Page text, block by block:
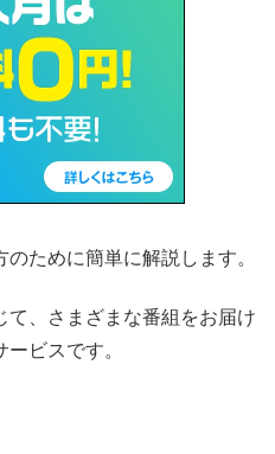
ために簡単に解説します。
て、さまざまな番組をお届け
ビスです。